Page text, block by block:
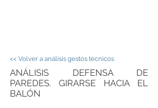
<< Volver a análisis gestos técnicos
ANÁLISIS DEFENSA DE
PAREDES. GIRARSE HACIA EL
BALÓN